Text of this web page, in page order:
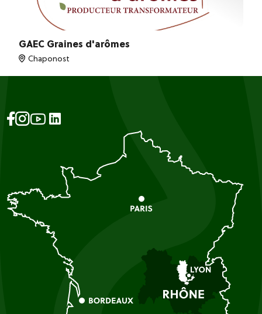
GAEC Graines d'arômes
Chaponost